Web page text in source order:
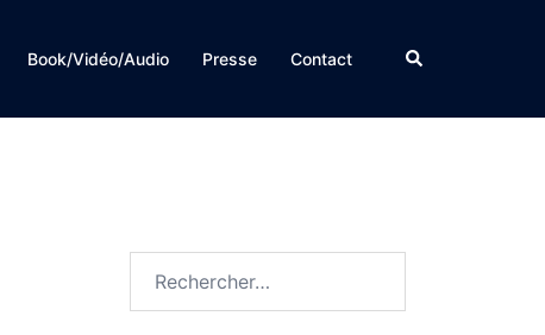
Book/Vidéo/Audio Presse Contact Rechercher